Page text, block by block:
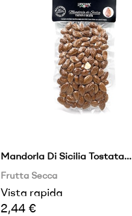
Mandorla Di Sicilia Tostata...
Frutta Secca
Vista rapida
Prezzo
2,44 €